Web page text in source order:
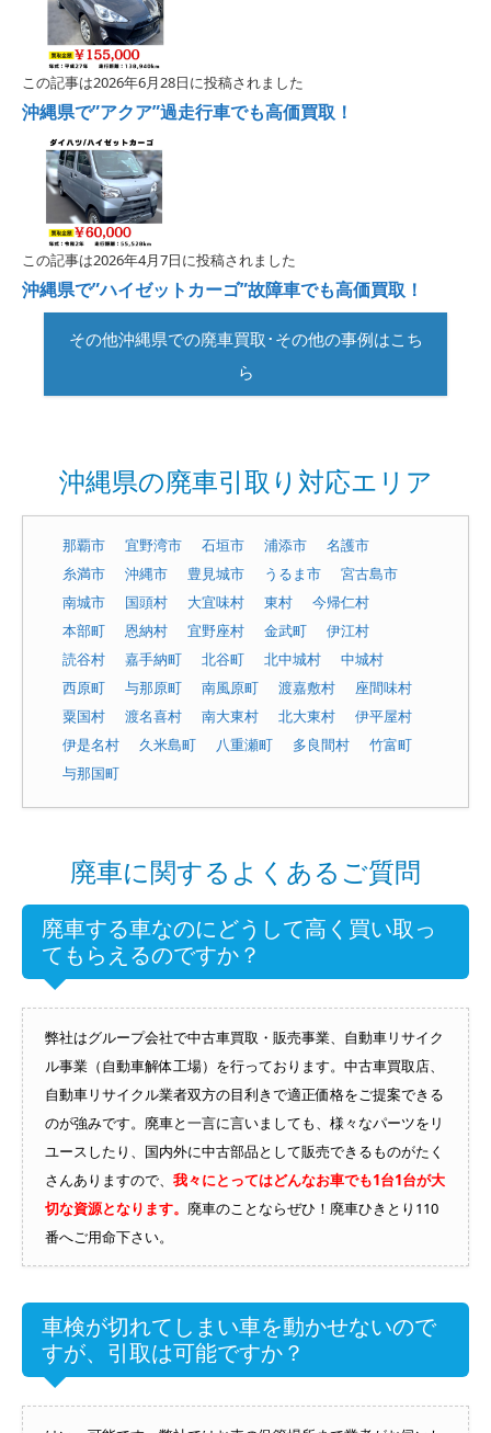
この記事は2026年6月28日に投稿されました
沖縄県で”アクア”過走行車でも高価買取！
この記事は2026年4月7日に投稿されました
沖縄県で”ハイゼットカーゴ”故障車でも高価買取！
その他沖縄県での廃車買取･その他の事例はこち
ら
沖縄県の廃車引取り対応エリア
那覇市 宜野湾市 石垣市 浦添市
名護市
糸満市
沖縄市 豊見城市 うるま市
宮古島市
南城市
国頭村 大宜味村 東村
今帰仁村
本部町
恩納村 宜野座村 金武町
伊江村
読谷村
嘉手納町 北谷町 北中城村
中城村
西原町
与那原町 南風原町 渡嘉敷村
座間味村
粟国村
渡名喜村 南大東村 北大東村
伊平屋村
伊是名村
久米島町 八重瀬町 多良間村
竹富町
与那国町
廃車に関するよくあるご質問
廃車する車なのにどうして高く買い取っ
てもらえるのですか？
弊社はグループ会社で中古車買取・販売事業、自動車リサイク
ル事業（自動車解体工場）を行っております。中古車買取店、
自動車リサイクル業者双方の目利きで適正価格をご提案できる
のが強みです。廃車と一言に言いましても、様々なパーツをリ
ユースしたり、国内外に中古部品として販売できるものがたく
さんありますので、 我々にとってはどんなお車でも1台1台が大
切な資源となります。 廃車のことならぜひ！廃車ひきとり110
番へご用命下さい。
車検が切れてしまい車を動かせないので
すが、引取は可能ですか？